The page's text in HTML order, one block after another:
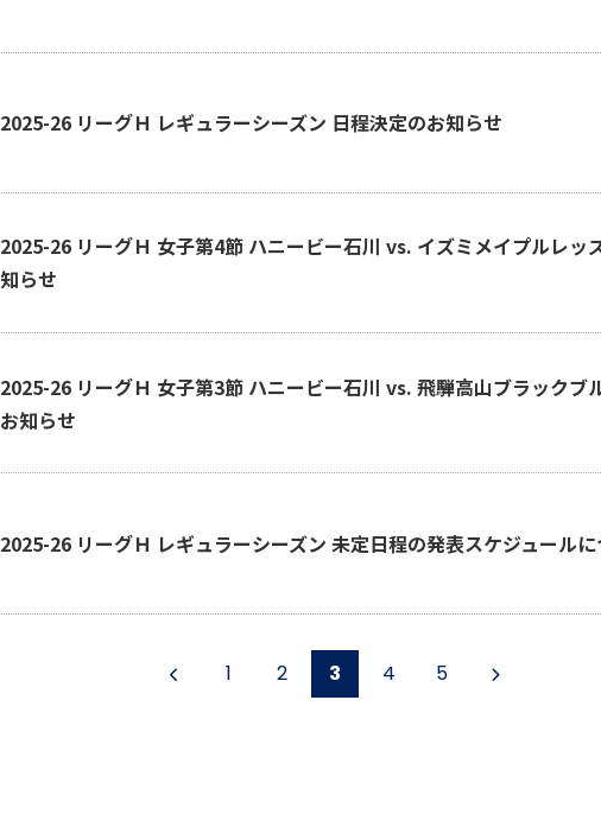
2025-26 リーグＨ レギュラーシーズン 日程決定のお知らせ
2025-26 リーグＨ 女子第4節 ハニービー石川 vs. イズミメイプルレッ
知らせ
2025-26 リーグＨ 女子第3節 ハニービー石川 vs. 飛騨高山ブラックブ
お知らせ
2025-26 リーグＨ レギュラーシーズン 未定日程の発表スケジュール
1 2 3 4 5